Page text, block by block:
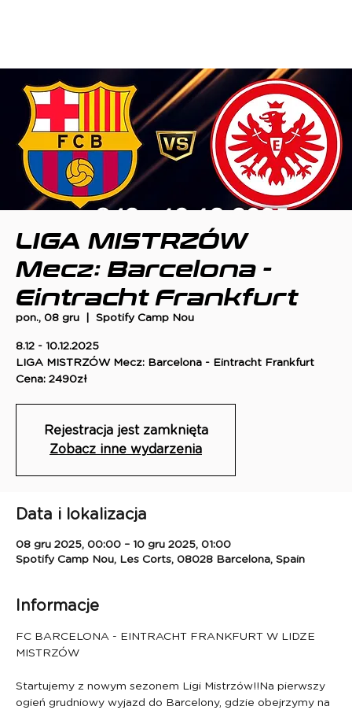
LIGA MISTRZÓW
Mecz: Barcelona -
Eintracht Frankfurt
pon., 08 gru Spotify Camp Nou
8.12 - 10.12.2025
LIGA MISTRZÓW Mecz: Barcelona - Eintracht Frankfurt
Cena: 2490zł
Rejestracja jest zamknięta
Zobacz inne wydarzenia
Data i lokalizacja
08 gru 2025, 00:00 – 10 gru 2025, 01:00
Spotify Camp Nou, Les Corts, 08028 Barcelona, Spain
Informacje
FC BARCELONA - EINTRACHT FRANKFURT W LIDZE
MISTRZÓW
Startujemy z nowym sezonem Ligi Mistrzów!!Na pierwszy
ogień grudniowy wyjazd do Barcelony, gdzie obejrzymy na